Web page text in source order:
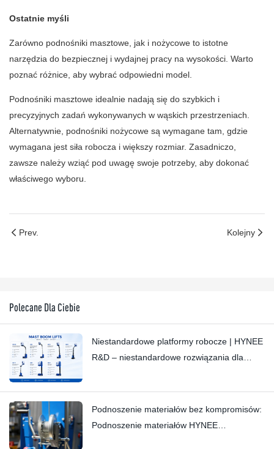
Ostatnie myśli
Zarówno podnośniki masztowe, jak i nożycowe to istotne
narzędzia do bezpiecznej i wydajnej pracy na wysokości. Warto
poznać różnice, aby wybrać odpowiedni model.
Podnośniki masztowe idealnie nadają się do szybkich i
precyzyjnych zadań wykonywanych w wąskich przestrzeniach.
Alternatywnie, podnośniki nożycowe są wymagane tam, gdzie
wymagana jest siła robocza i większy rozmiar. Zasadniczo,
zawsze należy wziąć pod uwagę swoje potrzeby, aby dokonać
właściwego wyboru.
Prev. Kolejny
Polecane Dla Ciebie
Niestandardowe platformy robocze | HYNEE
R&D – niestandardowe rozwiązania dla
Podnoszenie materiałów bez kompromisów:
Podnoszenie materiałów HYNEE